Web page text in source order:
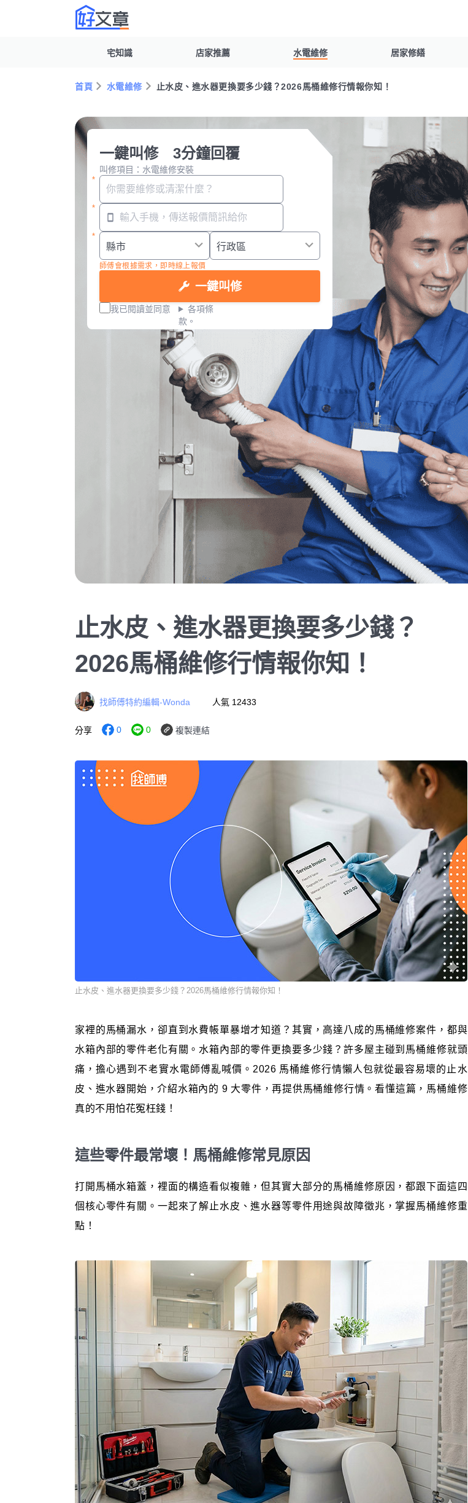
宅知識 店家推薦 水電維修 居家修繕
首頁 水電維修 止水皮、進水器更換要多少錢？2026馬桶維修行情報你知！
一鍵叫修 3分鐘回覆
叫修項目：水電維修安裝
師傅會根據需求，即時線上報價
一鍵叫修
我已閱讀並同意
各項條
款。
止水皮、進水器更換要多少錢？
2026馬桶維修行情報你知！
找師傅特約編輯-Wonda 人氣 12433
分享 0 0 複製連結
止水皮、進水器更換要多少錢？2026馬桶維修行情報你知！
家裡的馬桶漏水，卻直到水費帳單暴增才知道？其實，高達八成的馬桶維修案件，都與
水箱內部的零件老化有關。水箱內部的零件更換要多少錢？許多屋主碰到馬桶維修就頭
痛，擔心遇到不老實水電師傅亂喊價。2026 馬桶維修行情懶人包就從最容易壞的止水
皮、進水器開始，介紹水箱內的 9 大零件，再提供馬桶維修行情。看懂這篇，馬桶維修
真的不用怕花冤枉錢！
這些零件最常壞！馬桶維修常見原因
打開馬桶水箱蓋，裡面的構造看似複雜，但其實大部分的馬桶維修原因，都跟下面這四
個核心零件有關。一起來了解止水皮、進水器等零件用途與故障徵兆，掌握馬桶維修重
點！